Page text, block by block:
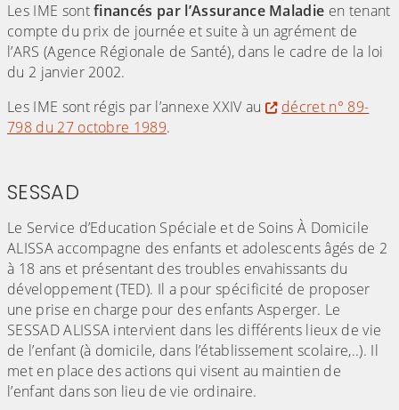
Les IME sontfinancés par l’Assurance Maladie en tenant
compte du prix de journée et suite à un agrément de
l’ARS (Agence Régionale de Santé), dans le cadre de la loi
du 2 janvier 2002.
Les IME sont régis par l’annexe XXIV au
décret n° 89-
798 du 27 octobre 1989.
SESSAD
Le Service d’Education Spéciale et de Soins À Domicile
ALISSA accompagne des enfants et adolescents âgés de 2
à 18 ans et présentant des troubles envahissants du
développement (TED). Il a pour spécificité de proposer
une prise en charge pour des enfants Asperger. Le
SESSAD ALISSA intervient dans les différents lieux de vie
de l’enfant (à domicile, dans l’établissement scolaire,..). Il
met en place des actions qui visent au maintien de
l’enfant dans son lieu de vie ordinaire.